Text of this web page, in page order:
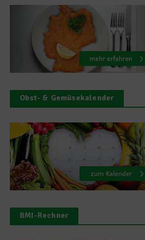
Obst- & Gemüsekalender
BMI-Rechner